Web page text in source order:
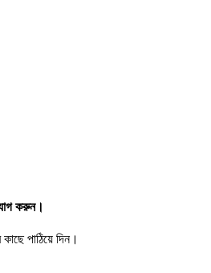
করুন।
পাঠিয়ে দিন।